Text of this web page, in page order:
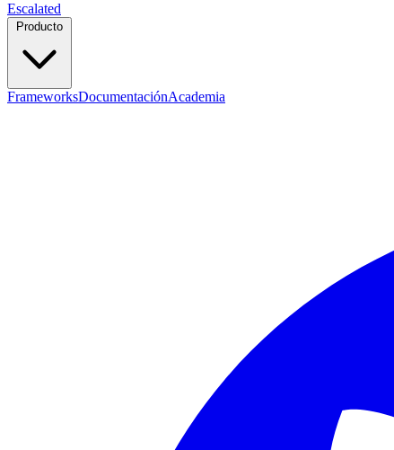
Escalated
FrameworksDocumentaciónAcademia